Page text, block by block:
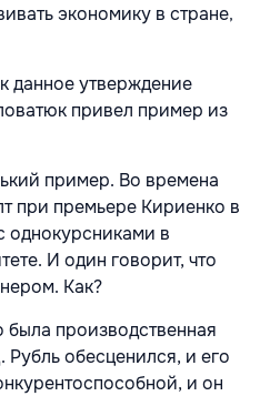
экономику в стране,
данное утверждение
привел пример из
пример. Во времена
при премьере Кириенко в
однокурсниками в
И один говорит, что
Как?
была производственная
Рубль обесценился, и его
и он